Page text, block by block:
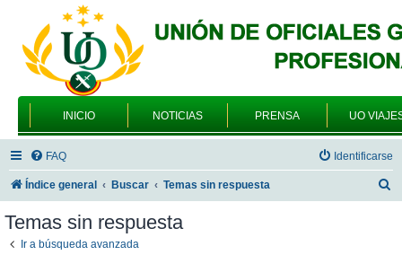
INICIO NOTICIAS PRENSA UO
FAQ Identificarse
Índice general Buscar Temas sin respuesta
Temas sin respuesta
Ir a búsqueda avanzada